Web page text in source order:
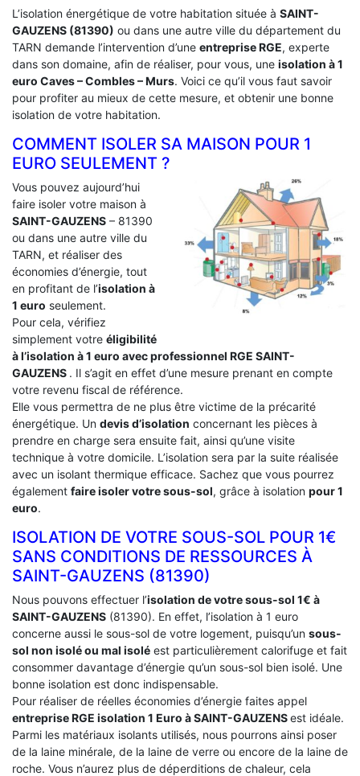
L’isolation énergétique de votre habitation située à SAINT-
GAUZENS (81390) ou dans une autre ville du département du
TARN demande l’intervention d’une entreprise RGE, experte
dans son domaine, afin de réaliser, pour vous, une isolation à 1
euro Caves – Combles – Murs. Voici ce qu’il vous faut savoir
pour profiter au mieux de cette mesure, et obtenir une bonne
isolation de votre habitation.
COMMENT ISOLER SA MAISON POUR 1
EURO SEULEMENT ?
Vous pouvez aujourd’hui
faire isoler votre maison à
SAINT-GAUZENS – 81390
ou dans une autre ville du
TARN, et réaliser des
économies d’énergie, tout
en profitant de l’isolation à
1 euro seulement.
Pour cela, vérifiez
simplement votre éligibilité
à l’isolation à 1 euro avec professionnel RGE SAINT-
GAUZENS . Il s’agit en effet d’une mesure prenant en compte
votre revenu fiscal de référence.
Elle vous permettra de ne plus être victime de la précarité
énergétique. Un devis d’isolation concernant les pièces à
prendre en charge sera ensuite fait, ainsi qu’une visite
technique à votre domicile. L’isolation sera par la suite réalisée
avec un isolant thermique efficace. Sachez que vous pourrez
également faire isoler votre sous-sol, grâce à isolation pour 1
euro.
ISOLATION DE VOTRE SOUS-SOL POUR 1€
SANS CONDITIONS DE RESSOURCES À
‎SAINT-GAUZENS (81390)
Nous pouvons effectuer l’isolation de votre sous-sol 1€ à
SAINT-GAUZENS (81390). En effet, l’isolation à 1 euro
concerne aussi le sous-sol de votre logement, puisqu’un sous-
sol non isolé ou mal isolé est particulièrement calorifuge et fait
consommer davantage d’énergie qu’un sous-sol bien isolé. Une
bonne isolation est donc indispensable.
Pour réaliser de réelles économies d’énergie faites appel
entreprise RGE isolation 1 Euro à SAINT-GAUZENSest idéale.
Parmi les matériaux isolants utilisés, nous pourrons ainsi poser
de la laine minérale, de la laine de verre ou encore de la laine de
roche. Vous n’aurez plus de déperditions de chaleur, cela